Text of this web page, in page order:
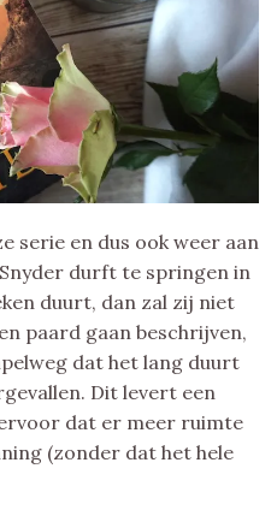
serie en dus ook weer aan
durft te springen in
duurt, dan zal zij niet
paard gaan beschrijven,
dat het lang duurt
Dit levert een
dat er meer ruimte
(zonder dat het hele